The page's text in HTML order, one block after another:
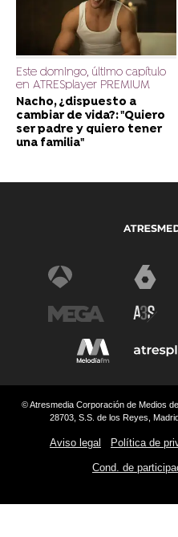
Este domingo, último capítulo
en ATRESplayer PREMIUM
Nacho, ¿dispuesto a
cambiar de vida?: "Quiero
ser padre y quiero tener
una familia"
© Atresmedia Corporación de Medios
28703, S.S. de los Reyes,
Aviso legal Política de
Cond. de